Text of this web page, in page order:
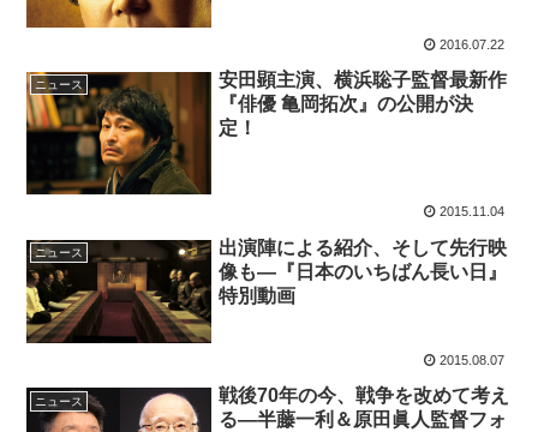
2016.07.22
ニュース
安田顕主演、横浜聡子監督最新作
『俳優 亀岡拓次』の公開が決
定！
2015.11.04
ニュース
出演陣による紹介、そして先行映
像も―『日本のいちばん長い日』
特別動画
2015.08.07
ニュース
戦後70年の今、戦争を改めて考え
る―半藤一利＆原田眞人監督フォ